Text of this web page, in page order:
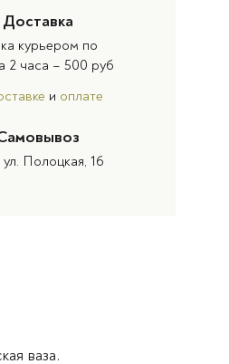
Доставка
курьером по
2 часа – 500 руб
и оплате
Полоцкая, 16
ваза.